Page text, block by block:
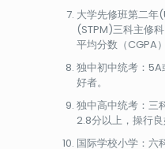
大学先修班第二
(STPM)三科主修科
平均分数（CGPA
独中初中统考：
好者。
独中高中统考：三
2.8分以上，操行良
国际学校小学：六